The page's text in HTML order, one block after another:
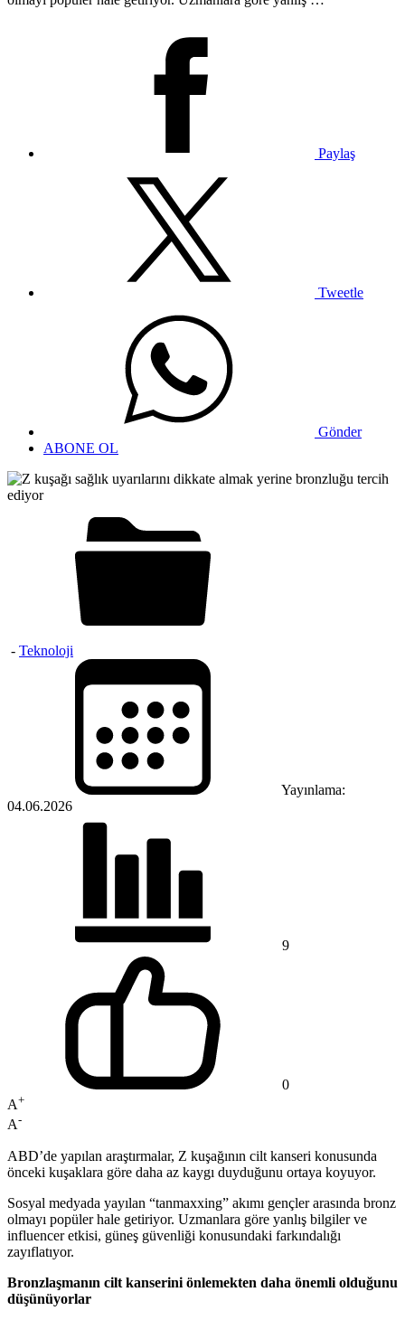
Paylaş
Tweetle
Gönder
ABONE OL
- Teknoloji
Yayınlama:
04.06.2026
9
0
A+
A-
ABD’de yapılan araştırmalar, Z kuşağının cilt kanseri konusunda
önceki kuşaklara göre daha az kaygı duyduğunu ortaya koyuyor.
Sosyal medyada yayılan “tanmaxxing” akımı gençler arasında bronz
olmayı popüler hale getiriyor. Uzmanlara göre yanlış bilgiler ve
influencer etkisi, güneş güvenliği konusundaki farkındalığı
zayıflatıyor.
Bronzlaşmanın cilt kanserini önlemekten daha önemli olduğunu
düşünüyorlar